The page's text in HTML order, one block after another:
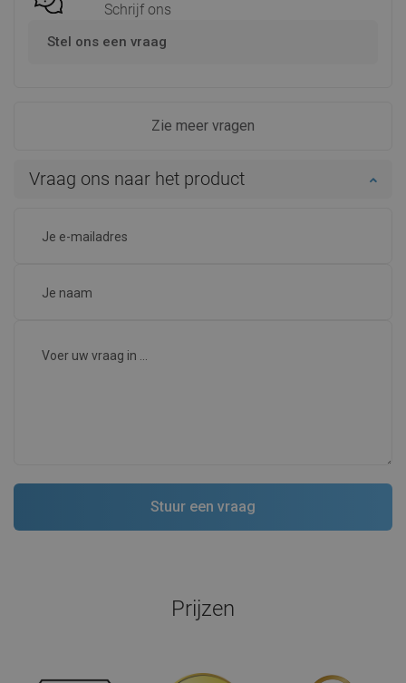
Schrijf ons
Stel ons een vraag
Zie meer vragen
Vraag ons naar het product
Prijzen